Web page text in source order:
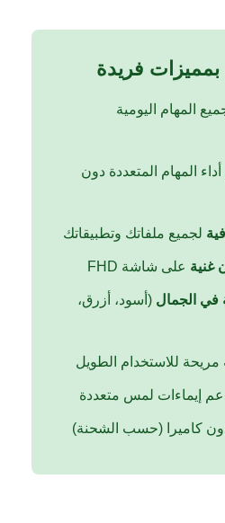
فريدة
المهام اليومية
المهام المتعددة دون
لجميع ملفاتك وتطبيقاتك
غنية على شاشة FHD
في الجمال (أسود، أزرق،
مريحة للاستخدام الطويل
إيماءات لمس متعددة
كاميرا (حسب الشحنة)